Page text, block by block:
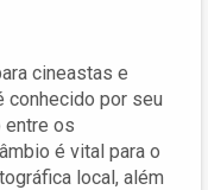
cineastas e
conhecido por seu
entre os
é vital para o
local, além